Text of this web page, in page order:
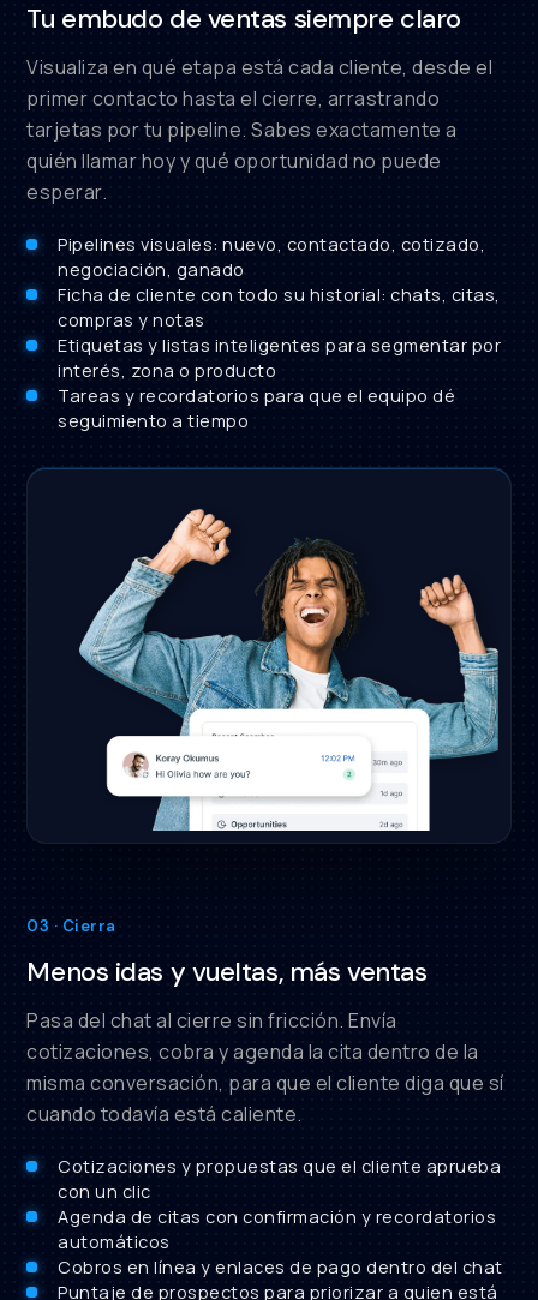
Tu embudo de ventas siempre claro
Visualiza en qué etapa está cada cliente, desde el
primer contacto hasta el cierre, arrastrando
tarjetas por tu pipeline. Sabes exactamente a
quién llamar hoy y qué oportunidad no puede
esperar.
Pipelines visuales: nuevo, contactado, cotizado,
negociación, ganado
Ficha de cliente con todo su historial: chats, citas,
compras y notas
Etiquetas y listas inteligentes para segmentar por
interés, zona o producto
Tareas y recordatorios para que el equipo dé
seguimiento a tiempo
03 · Cierra
Menos idas y vueltas, más ventas
Pasa del chat al cierre sin fricción. Envía
cotizaciones, cobra y agenda la cita dentro de la
misma conversación, para que el cliente diga que sí
cuando todavía está caliente.
Cotizaciones y propuestas que el cliente aprueba
con un clic
Agenda de citas con confirmación y recordatorios
automáticos
Cobros en línea y enlaces de pago dentro del chat
Puntaje de prospectos para priorizar a quien está